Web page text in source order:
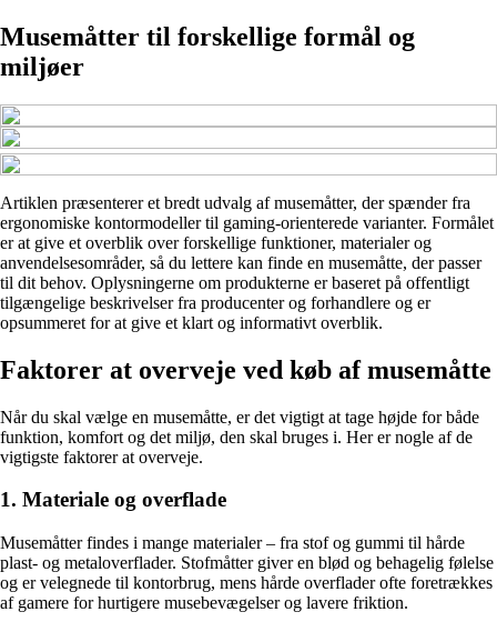
Musemåtter til forskellige formål og
miljøer
Artiklen præsenterer et bredt udvalg af musemåtter, der spænder fra
ergonomiske kontormodeller til gaming-orienterede varianter. Formålet
er at give et overblik over forskellige funktioner, materialer og
anvendelsesområder, så du lettere kan finde en musemåtte, der passer
til dit behov. Oplysningerne om produkterne er baseret på offentligt
tilgængelige beskrivelser fra producenter og forhandlere og er
opsummeret for at give et klart og informativt overblik.
Faktorer at overveje ved køb af musemåtte
Når du skal vælge en musemåtte, er det vigtigt at tage højde for både
funktion, komfort og det miljø, den skal bruges i. Her er nogle af de
vigtigste faktorer at overveje.
1. Materiale og overflade
Musemåtter findes i mange materialer – fra stof og gummi til hårde
plast- og metaloverflader. Stofmåtter giver en blød og behagelig følelse
og er velegnede til kontorbrug, mens hårde overflader ofte foretrækkes
af gamere for hurtigere musebevægelser og lavere friktion.